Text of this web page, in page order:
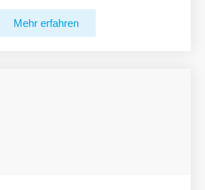
Mehr erfahren